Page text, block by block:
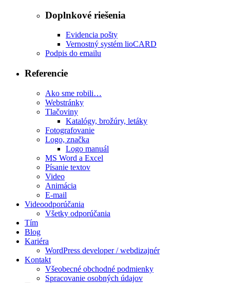
Doplnkové riešenia
Evidencia pošty
Vernostný systém lioCARD
Podpis do emailu
Referencie
Ako sme robili…
Webstránky
Tlačoviny
Katalógy, brožúry, letáky
Fotografovanie
Logo, značka
Logo manuál
MS Word a Excel
Písanie textov
Video
Animácia
E-mail
Videoodporúčania
Všetky odporúčania
Tím
Blog
Kariéra
WordPress developer / webdizajnér
Kontakt
Všeobecné obchodné podmienky
Spracovanie osobných údajov